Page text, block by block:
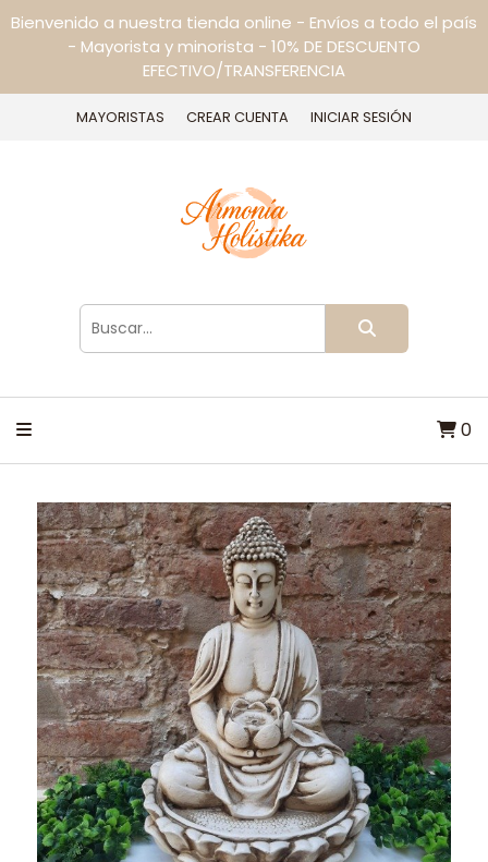
Bienvenido a nuestra tienda online - Envíos a todo el país
- Mayorista y minorista - 10% DE DESCUENTO
EFECTIVO/TRANSFERENCIA
MAYORISTAS CREAR CUENTA INICIAR SESIÓN
0